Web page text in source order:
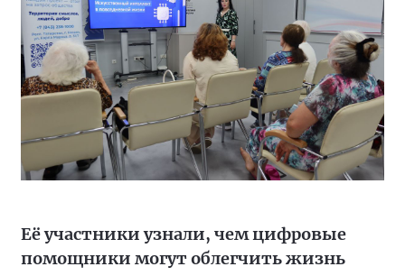
Её участники узнали, чем цифровые
помощники могут облегчить жизнь